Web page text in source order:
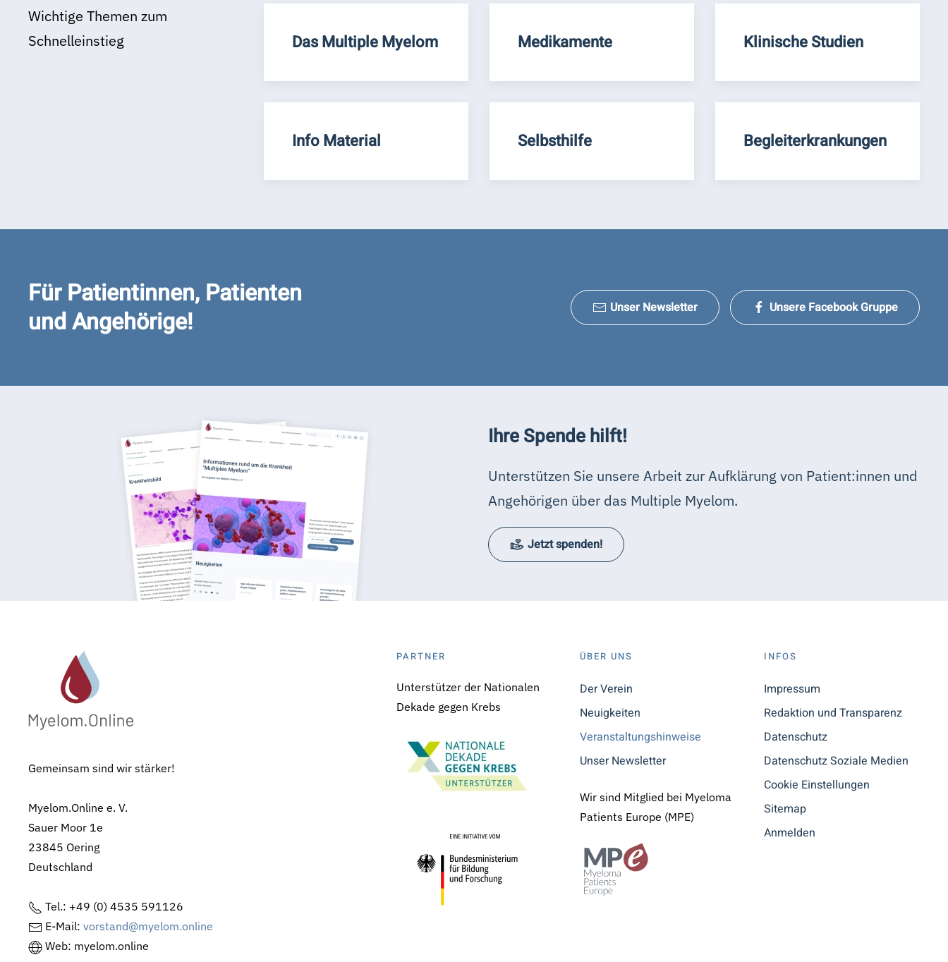
Wichtige Themen zum
Schnelleinstieg
Das Multiple Myelom Medikamente Klinische Studien
Info Material Selbsthilfe Begleiterkrankungen
Für Patientinnen, Patienten
und Angehörige!
Unser Newsletter Unsere Facebook Gruppe
Ihre Spende hilft!
Unterstützen Sie unsere Arbeit zur Aufklärung von Patient:innen und
Angehörigen über das Multiple Myelom.
Jetzt spenden!
Gemeinsam sind wir stärker!
Myelom.Online e. V.
Sauer Moor 1e
23845 Oering
Deutschland
Tel.: +49 (0) 4535 591126
E-Mail: vorstand@myelom.online
Web: myelom.online
PARTNER
Unterstützer der Nationalen
Dekade gegen Krebs
ÜBER UNS
Der Verein
Neuigkeiten
Veranstaltungshinweise
Unser Newsletter
Wir sind Mitglied bei Myeloma
Patients Europe (MPE)
INFOS
Impressum
Redaktion und Transparenz
Datenschutz
Datenschutz Soziale Medien
Cookie Einstellungen
Sitemap
Anmelden